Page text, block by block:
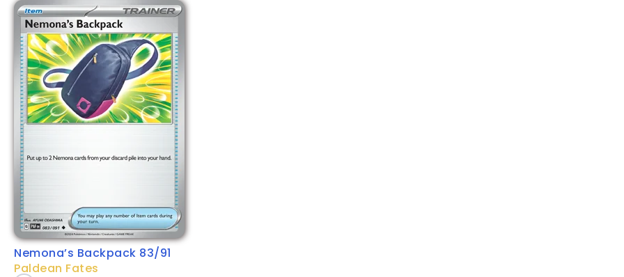
Nemona’s Backpack 83/91
Paldean Fates